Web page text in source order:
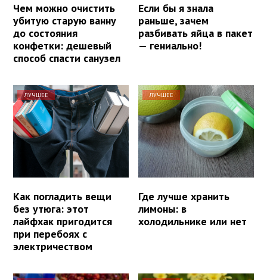
Чем можно очистить
убитую старую ванну
до состояния
конфетки: дешевый
способ спасти санузел
Если бы я знала
раньше, зачем
разбивать яйца в пакет
— гениально!
ЛУЧШЕЕ
Как погладить вещи
без утюга: этот
лайфхак пригодится
при перебоях с
электричеством
ЛУЧШЕЕ
Где лучше хранить
лимоны: в
холодильнике или нет